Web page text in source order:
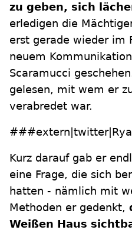
zu geben, sich
erledigen die
erst gerade wieder im
neuem
Scaramucci
gelesen, mit wem er
verabredet war.
Kurz darauf gab er
eine Frage, die sich
hatten - nämlich mit
Methoden er gedenkt,
Weißen Haus